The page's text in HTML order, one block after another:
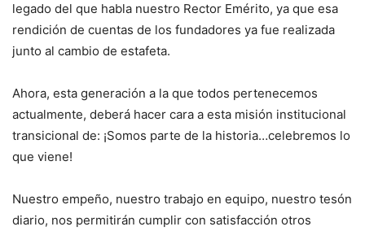
legado del que habla nuestro Rector Emérito, ya que esa
rendición de cuentas de los fundadores ya fue realizada
junto al cambio de estafeta.
Ahora, esta generación a la que todos pertenecemos
actualmente, deberá hacer cara a esta misión institucional
transicional de: ¡Somos parte de la historia…celebremos lo
que viene!
Nuestro empeño, nuestro trabajo en equipo, nuestro tesón
diario, nos permitirán cumplir con satisfacción otros